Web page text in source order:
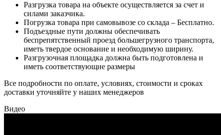
Разгрузка товара на объекте осуществляется за счет и
силами заказчика.
Погрузка товара при самовывозе со склада – Бесплатно.
Подъездные пути должны обеспечивать
беспрепятственный проезд большегрузного транспорта,
иметь твердое основание и необходимую ширину.
Разгрузочная площадка должна быть подготовлена и
иметь соответствующие размеры
Все подробности по оплате, условиях, стоимости и сроках
доставки уточняйте у наших менеджеров
Видео